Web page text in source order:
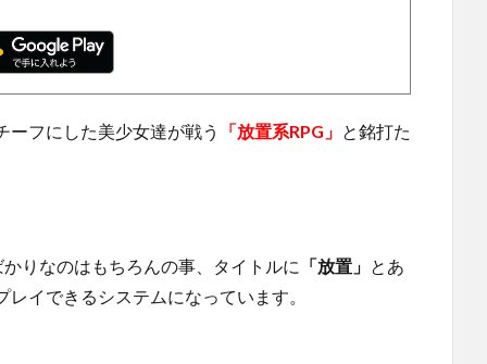
フにした美少女達が戦う 「放置系RPG」 と銘打た
りなのはもちろんの事、タイトルに 「放置」 とあ
イできるシステムになっています。